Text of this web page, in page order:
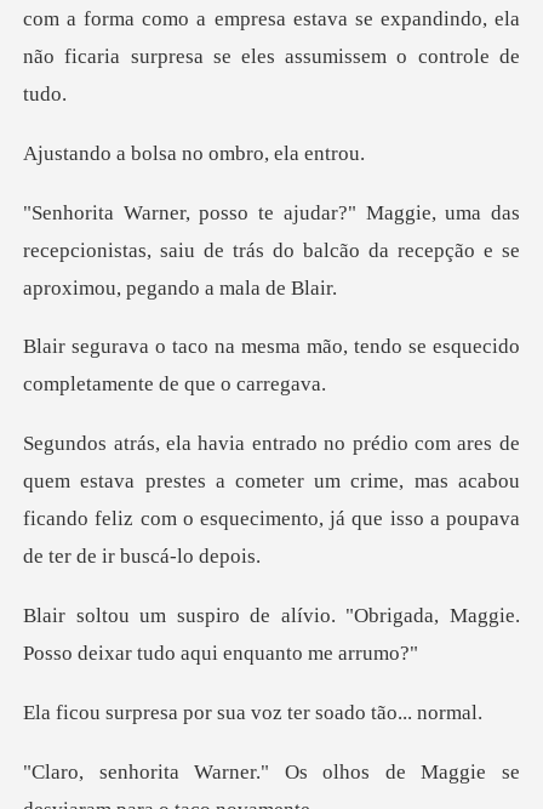
com a forma como a empresa estava se e
olsa no ombro
das
recepcionistas, saiu de trás do balcão da r
a mão, tendo se esquecido
com
ava prestes a cometer um crime, mas acabou
ficando feliz com o e
o. "Obrigada, Maggie.
Posso deix
por sua voz ter s
Os olhos de Maggie se